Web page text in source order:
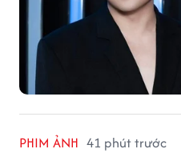
PHIM ẢNH 41 phút trước